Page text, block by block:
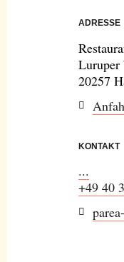
ADRESSE
Luruper
20257
KONTAKT
...
+49 40